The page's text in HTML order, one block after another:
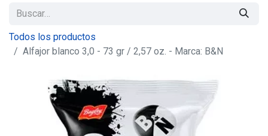
Todos los productos
Alfajor blanco 3,0 - 73 gr / 2,57 oz. - Marca: B&N